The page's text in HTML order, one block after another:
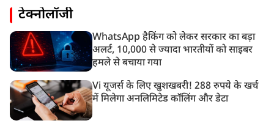
टेक्नोलॉजी
WhatsApp हैकिंग को लेकर सरकार का बड़ा
अलर्ट, 10,000 से ज्यादा भारतीयों को साइबर
हमले से बचाया गया
Vi यूजर्स के लिए खुशखबरी! 288 रुपये के खर्च
में मिलेगा अनलिमिटेड कॉलिंग और डेटा